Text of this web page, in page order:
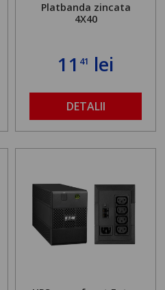
Platbanda zincata
4X40
11 41 lei
DETALII